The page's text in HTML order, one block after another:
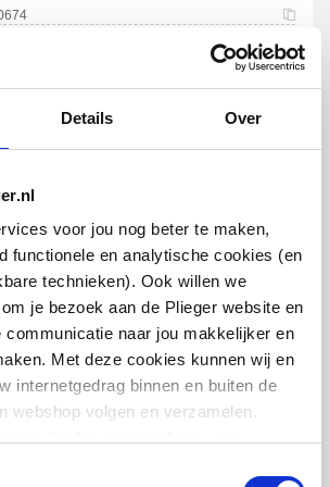
Details Over
voor jou nog beter te maken,
functionele en analytische cookies (en
technieken). Ook willen we
je bezoek aan de Plieger website en
communicatie naar jou makkelijker en
Met deze cookies kunnen wij en
internetgedrag binnen en buiten de
webshop volgen en verzamelen.
Nee
Waste-inrichting
Ja
Ja
AA
met rozet
m. comfort greep |